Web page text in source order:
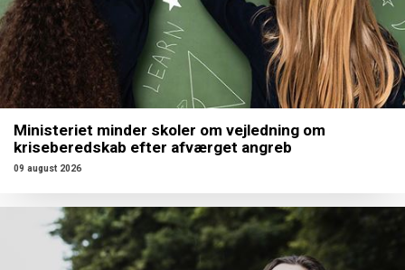
Ministeriet minder skoler om vejledning om
kriseberedskab efter afværget angreb
09 august 2026